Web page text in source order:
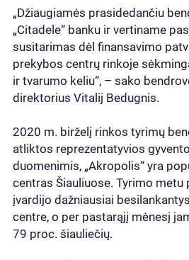
„Džiaugiamės prasidedančiu
„Citadele“ banku ir vertiname
susitarimas dėl finansavimo
prekybos centrų rinkoje
ir tvarumo keliu“, – sako
direktorius Vitalij Bedugnis.
2020 m. birželį rinkos tyrimų
atliktos reprezentatyvios
duomenimis, „Akropolis“ yra
centras Šiauliuose. Tyrimo metu
įvardijo dažniausiai
centre, o per pastarąjį mėnesį
79 proc. šiauliečių.